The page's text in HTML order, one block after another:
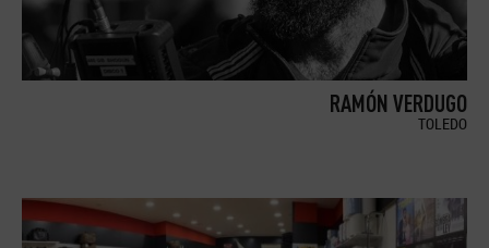
RAMÓN VERDUGO
TOLEDO